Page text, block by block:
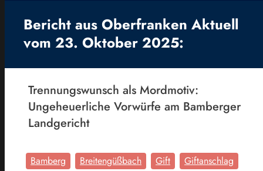
Bericht aus Oberfranken Aktuell
vom 23. Oktober 2025:
Trennungswunsch als Mordmotiv:
Ungeheuerliche Vorwürfe am Bamberger
Landgericht
Bamberg Breitengüßbach Gift
Giftanschlag